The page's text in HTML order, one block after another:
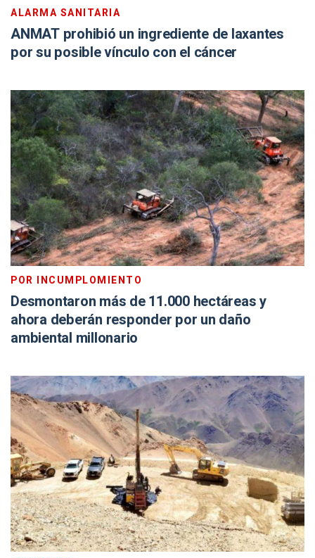
ALARMA SANITARIA
ANMAT prohibió un ingrediente de laxantes
por su posible vínculo con el cáncer
POR INCUMPLOMIENTO
Desmontaron más de 11.000 hectáreas y
ahora deberán responder por un daño
ambiental millonario